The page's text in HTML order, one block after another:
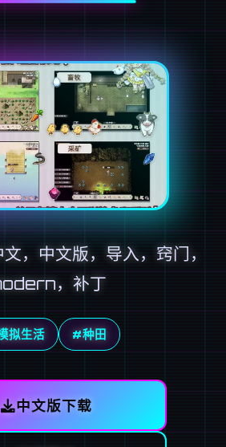
，中文版，导入，窍门，
，补丁
拟生活 #种田
中文版下载